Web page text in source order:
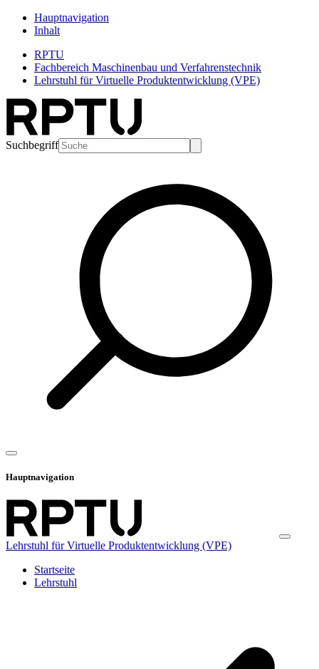
Hauptnavigation
Inhalt
RPTU
Fachbereich Maschinenbau und Verfahrenstechnik
Lehrstuhl für Virtuelle Produktentwicklung (VPE)
Suchbegriff
Hauptnavigation
Lehrstuhl für Virtuelle Produktentwicklung (VPE)
Startseite
Lehrstuhl